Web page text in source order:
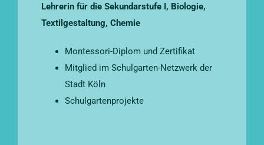
Lehrerin für die Sekundarstufe I, Biologie,
Textilgestaltung, Chemie
Montessori-Diplom und Zertifikat
Mitglied im Schulgarten-Netzwerk der
Stadt Köln
Schulgartenprojekte